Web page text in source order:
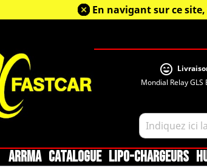
En navigant sur ce
sentiment_very_satisfied
Mondial Relay GLS
ARRMA CATALOGUE LIPO-CHARGEURS